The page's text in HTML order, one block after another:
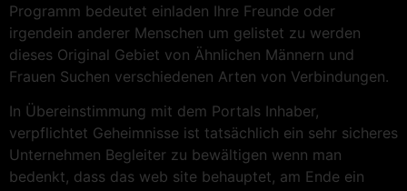
Programm bedeutet einladen Ihre Freunde oder
irgendein anderer Menschen um gelistet zu werden
dieses Original Gebiet von Ähnlichen Männern und
Frauen Suchen verschiedenen Arten von Verbindungen.
In Übereinstimmung mit dem Portals Inhaber,
verpflichtet Geheimnisse ist tatsächlich ein sehr sicheres
Unternehmen Begleiter zu bewältigen wenn man
bedenkt, dass das web site behauptet, am Ende ein